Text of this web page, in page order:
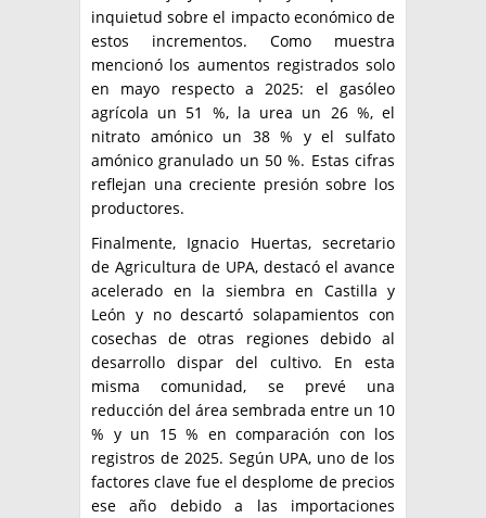
inquietud sobre el impacto económico de
estos incrementos. Como muestra
mencionó los aumentos registrados solo
en mayo respecto a 2025: el gasóleo
agrícola un 51 %, la urea un 26 %, el
nitrato amónico un 38 % y el sulfato
amónico granulado un 50 %. Estas cifras
reflejan una creciente presión sobre los
productores.
Finalmente, Ignacio Huertas, secretario
de Agricultura de UPA, destacó el avance
acelerado en la siembra en Castilla y
León y no descartó solapamientos con
cosechas de otras regiones debido al
desarrollo dispar del cultivo. En esta
misma comunidad, se prevé una
reducción del área sembrada entre un 10
% y un 15 % en comparación con los
registros de 2025. Según UPA, uno de los
factores clave fue el desplome de precios
ese año debido a las importaciones